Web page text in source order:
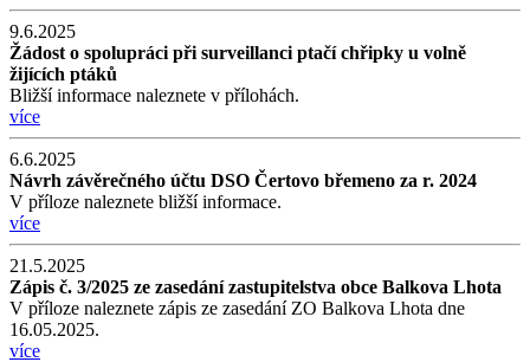
9.6.2025
Žádost o spolupráci při surveillanci ptačí chřipky u volně
žijících ptáků
Bližší informace naleznete v přílohách.
více
6.6.2025
Návrh závěrečného účtu DSO Čertovo břemeno za r. 2024
V příloze naleznete bližší informace.
více
21.5.2025
Zápis č. 3/2025 ze zasedání zastupitelstva obce Balkova Lhota
V příloze naleznete zápis ze zasedání ZO Balkova Lhota dne
16.05.2025.
více